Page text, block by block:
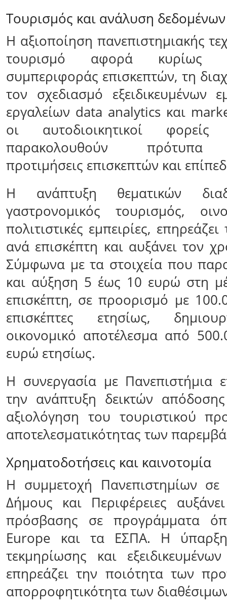
Τουρισμός και ανάλυση
Η αξιοποίηση πανεπιστημιακής
τουρισμό αφορά κυρίως
συμπεριφοράς επισκεπτών, τη
τον σχεδιασμό εξειδικευμένων
εργαλείων data analytics και
οι αυτοδιοικητικοί
παρακολουθούν πρότυπα
προτιμήσεις επισκεπτών και
Η ανάπτυξη θεματικών
γαστρονομικός τουρισμός,
πολιτιστικές εμπειρίες,
ανά επισκέπτη και αυξάνει τον
Σύμφωνα με τα στοιχεία που
και αύξηση 5 έως 10 ευρώ στη
επισκέπτη, σε προορισμό με
επισκέπτες ετησίως,
οικονομικό αποτέλεσμα από
ευρώ ετησίως.
Η συνεργασία με Πανεπιστήμια
την ανάπτυξη δεικτών
αξιολόγηση του τουριστικού
αποτελεσματικότητας των
Χρηματοδοτήσεις και καινοτομία
Η συμμετοχή Πανεπιστημίων σε
Δήμους και Περιφέρειες
πρόσβασης σε προγράμματα
Europe και τα ΕΣΠΑ. Η ύπαρξη
τεκμηρίωσης και
επηρεάζει την ποιότητα των
απορροφητικότητα των